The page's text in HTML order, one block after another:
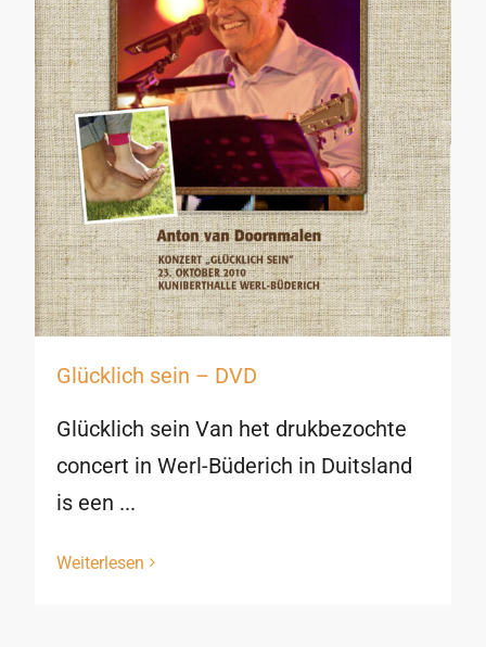
Glücklich sein – DVD
Glücklich sein Van het drukbezochte
concert in Werl-Büderich in Duitsland
is een ...
Weiterlesen